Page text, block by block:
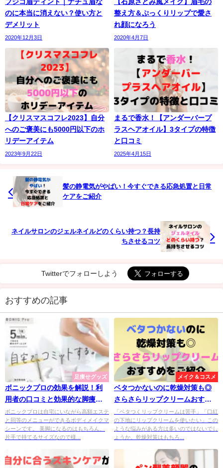
フジコ眉ティント｜ナチュ眉な
のに本当に消えない？使い方と
デメリット
2020年12月3日
【石原さとみ風メイク】眉毛の
整え方＆ぷっくりリップで愛さ
れ顔になろう
2020年4月7日
【クリスマスコフレ2023】自分
へのご褒美にも5000円以下のホ
リデーアイテム
2023年9月22日
まるで香水！【アンダーバープ
ラスヘアオイル】3タイプの特徴
と口コミ
2025年4月15日
髪の静電気がやばい！今すぐできる応急処置と日常
ケアをご紹介
ネイルサロンのジェルネイルどのくらい持つ？長持
ちさせるコツ
Twitterでフォローしよう
おすすめの記事
足痩せグッズ
ボニックプロの効果を解説！利
用者の口コミと効果的な脚痩せ
方法も紹介します
ボニックプロは自宅にいながら高額エステ
と同等のメニューができるボディメイクマ
シーンです。 美脚になるのはもちろん、
片手で持てるサイズなので様...
メイク＆コスメ
ベタつかないのに乾燥対策も◎
さらさらリップクリームおすす
めをご紹介
「ベタつくリップクリームは苦手」「口紅
の下地にリップクリームを使いたい」この
ような悩みがある方は多いのではないでし
ょうか。乾燥対策はもちろ...